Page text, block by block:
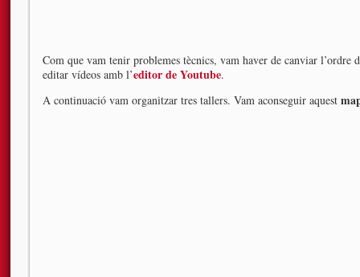
Com que vam tenir problemes tècnics, vam haver de canviar
editar vídeos amb l’editor de Youtube.
A continuació vam organitzar tres tallers. Vam aconseguir aquest